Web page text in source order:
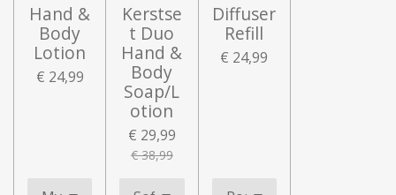
Hand &
Body
Lotion
€ 24,99
Kerstse
t Duo
Hand &
Body
Soap/L
otion
€ 29,99
€ 38,99
Diffuser
Refill
€ 24,99